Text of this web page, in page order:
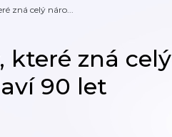
zná celý náro...
které zná celý
90 let